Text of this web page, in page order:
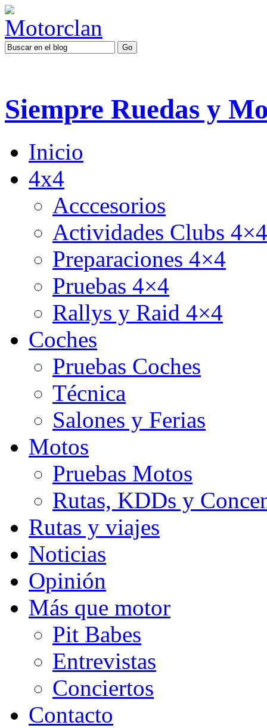
Siempre Ruedas y
Inicio
4x4
Acccesorios
Actividades Clubs 4×4
Preparaciones 4×4
Pruebas 4×4
Rallys y Raid 4×4
Coches
Pruebas Coches
Técnica
Salones y Ferias
Motos
Pruebas Motos
Rutas, KDDs y
Rutas y viajes
Noticias
Opinión
Más que motor
Pit Babes
Entrevistas
Conciertos
Contacto